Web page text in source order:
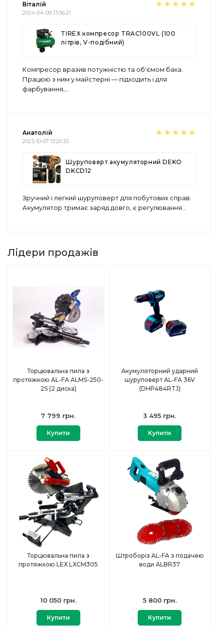
Віталій
2024-04-09 13:56:21
TIREX компресор TRAC100VL (100
літрів, V-подібний)
Компресор вразив потужністю та об'ємом бака.
Працюю з ним у майстерні — підходить і для
фарбування,...
Анатолій
2023-10-07 13:20:33
Шуруповерт акумуляторний DEKO
DKCD12
Зручний і легкий шуруповерт для побутових справ.
Акумулятор тримає заряд довго, є регулювання...
Лідери продажів
Торцювальна пила з
протяжкою AL-FA ALMS-250-
2S (2 диска)
7 799 грн.
Купити
Акумуляторний ударний
шуруповерт AL-FA 36V
(DHP484RTJ)
3 495 грн.
Купити
Торцювальна пила з
протяжкою LEX LXCM305
10 050 грн.
Купити
Штроборіз AL-FA з подачею
води ALBR37
5 800 грн.
Купити